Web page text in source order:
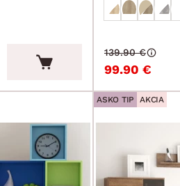
99.90 €
139.90 €
ASKO TIP AKCIA